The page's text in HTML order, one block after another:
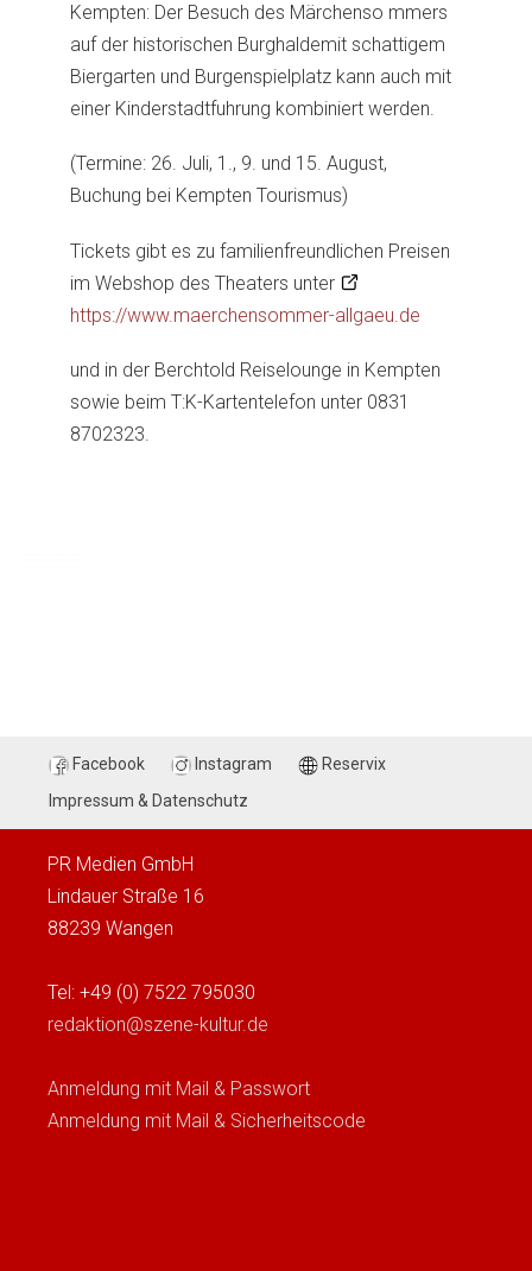
Kempten: Der Besuch des Märchenso mmers
auf der historischen Burghaldemit schattigem
Biergarten und Burgenspielplatz kann auch mit
einer Kinderstadtfuhrung kombiniert werden.
(Termine: 26. Juli, 1., 9. und 15. August,
Buchung bei Kempten Tourismus)
Tickets gibt es zu familienfreundlichen Preisen
im Webshop des Theaters unter
https://www.maerchensommer-allgaeu.de
und in der Berchtold Reiselounge in Kempten
sowie beim T:K-Kartentelefon unter 0831
8702323.
Facebook Instagram
Reservix
Impressum & Datenschutz
PR Medien GmbH
Lindauer Straße 16
88239 Wangen
Tel: +49 (0) 7522 795030
redaktion@szene-kultur.de
Anmeldung mit Mail & Passwort
Anmeldung mit Mail & Sicherheitscode